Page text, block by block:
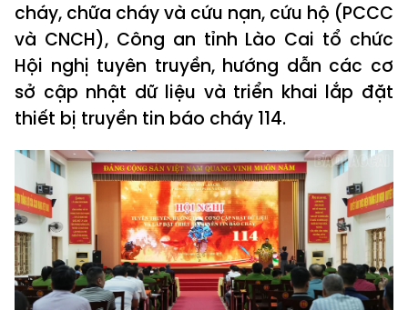
cháy, chữa cháy và cứu nạn, cứu hộ (PCCC
và CNCH), Công an tỉnh Lào Cai tổ chức
Hội nghị tuyên truyền, hướng dẫn các cơ
sở cập nhật dữ liệu và triển khai lắp đặt
thiết bị truyền tin báo cháy 114.